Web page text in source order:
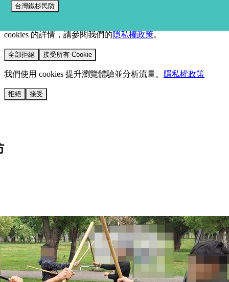
我們使用 cookies 來提升您的瀏覽體驗並分析網站流量。
cookies 的詳情，請參閱我們的隱私權政策。
全部拒絕 接受所有 Cookie
我們使用 cookies 提升瀏覽體驗並分析流量。 隱私權政策
拒絕 接受
台灣鐵杉民防